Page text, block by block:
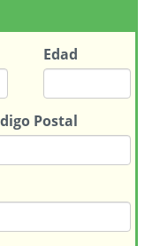
Edad
Postal